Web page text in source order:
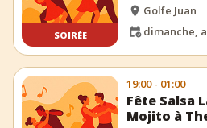
SOIRÉE
Golfe Juan
dimanche,
19:00 - 01:00
Fête Salsa
Mojito à